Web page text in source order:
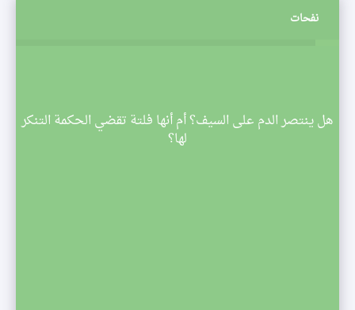
نفحات
هل ينتصر الدم على السيف؟ أم أنها فلتة تقضي الحكمة التنكر
لها؟